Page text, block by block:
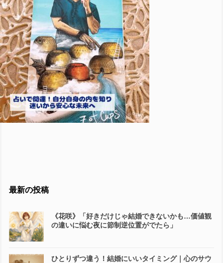
最新の投稿
《花咲》「好きだけじゃ結婚できないかも…価値観
の違いに悩む夜に節制逆位置がでたら」
ひとりずつ違う！結婚にいいタイミング｜心のサウ